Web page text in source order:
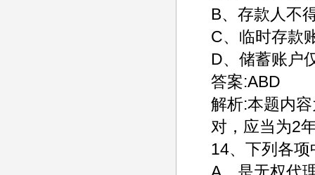
B、存款人不
C、临时存款
D、储蓄账户
答案:ABD
解析:本题内
对，应当为2
14、下列各
A、是无权代